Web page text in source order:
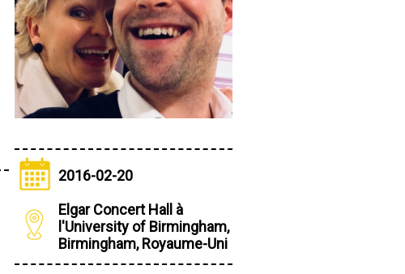
2016-02-20
Elgar Concert Hall à
l'University of Birmingham,
Birmingham, Royaume-Uni